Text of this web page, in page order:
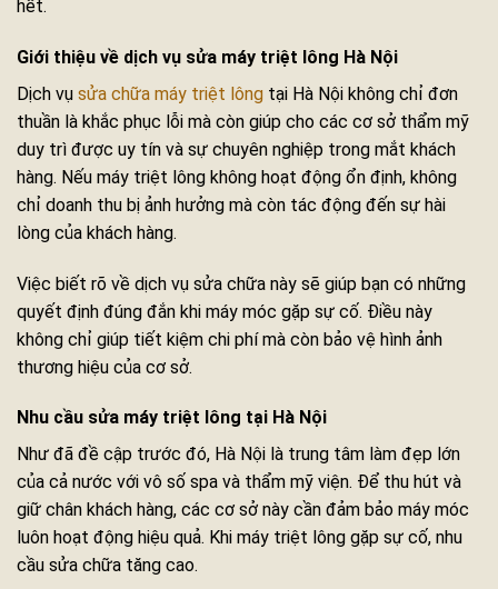
hết.
Giới thiệu về dịch vụ sửa máy triệt lông Hà Nội
Dịch vụ sửa chữa máy triệt lông tại Hà Nội không chỉ đơn
thuần là khắc phục lỗi mà còn giúp cho các cơ sở thẩm mỹ
duy trì được uy tín và sự chuyên nghiệp trong mắt khách
hàng. Nếu máy triệt lông không hoạt động ổn định, không
chỉ doanh thu bị ảnh hưởng mà còn tác động đến sự hài
lòng của khách hàng.
Việc biết rõ về dịch vụ sửa chữa này sẽ giúp bạn có những
quyết định đúng đắn khi máy móc gặp sự cố. Điều này
không chỉ giúp tiết kiệm chi phí mà còn bảo vệ hình ảnh
thương hiệu của cơ sở.
Nhu cầu sửa máy triệt lông tại Hà Nội
Như đã đề cập trước đó, Hà Nội là trung tâm làm đẹp lớn
của cả nước với vô số spa và thẩm mỹ viện. Để thu hút và
giữ chân khách hàng, các cơ sở này cần đảm bảo máy móc
luôn hoạt động hiệu quả. Khi máy triệt lông gặp sự cố, nhu
cầu sửa chữa tăng cao.